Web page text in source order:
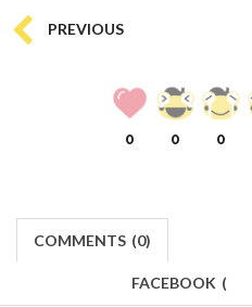
PREVIOUS
0 0 0
COMMENTS (0)
FACEBOOK (